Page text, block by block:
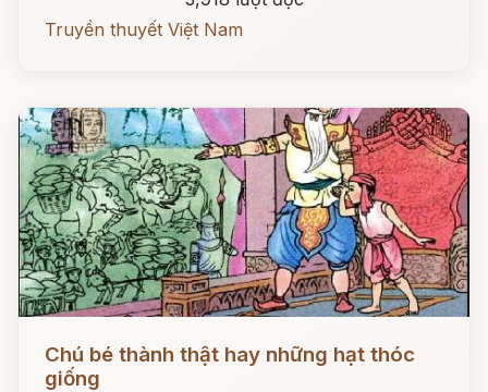
Truyền thuyết Việt Nam
Chú bé thành thật hay những hạt thóc
giống